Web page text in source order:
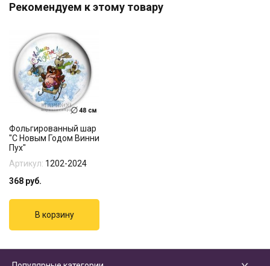
Рекомендуем к этому товару
Фольгированный шар
"С Новым Годом Винни
Пух"
Артикул: 1202-2024
368 руб.